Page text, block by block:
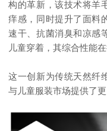
构的革新，该技术将羊
痒感，同时提升了面料
速干、抗菌消臭和凉感
儿童穿着，其综合性能
这一创新为传统天然纤
与儿童服装市场提供了更